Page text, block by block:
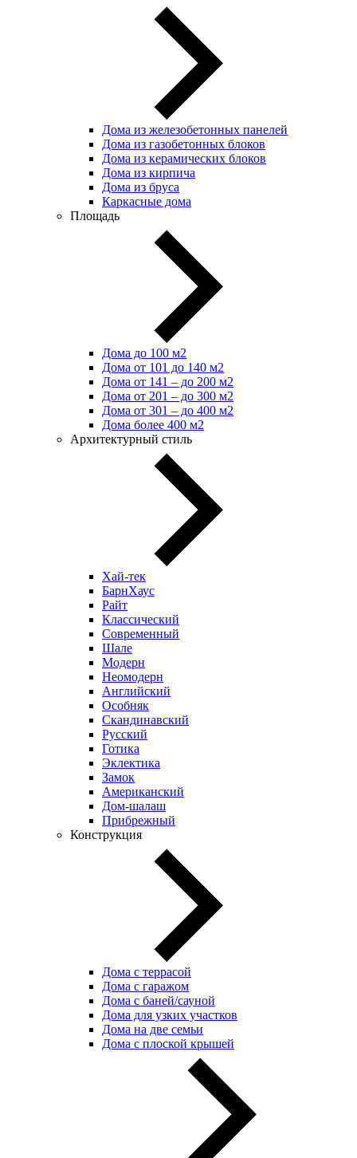
Дома из железобетонных панелей
Дома из газобетонных блоков
Дома из керамических блоков
Дома из кирпича
Дома из бруса
Каркасные дома
Площадь
Дома до 100 м2
Дома от 101 до 140 м2
Дома от 141 – до 200 м2
Дома от 201 – до 300 м2
Дома от 301 – до 400 м2
Дома более 400 м2
Архитектурный стиль
Хай-тек
БарнХаус
Райт
Классический
Современный
Шале
Модерн
Неомодерн
Английский
Особняк
Скандинавский
Русский
Готика
Эклектика
Замок
Американский
Дом-шалаш
Прибрежный
Конструкция
Дома с террасой
Дома с гаражом
Дома с баней/сауной
Дома для узких участков
Дома на две семьи
Дома с плоской крышей